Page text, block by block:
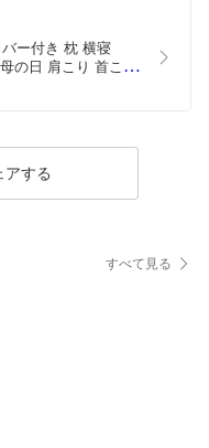
バー付き 枕 横寝
の日 肩こり 首こり
アする
すべて見る